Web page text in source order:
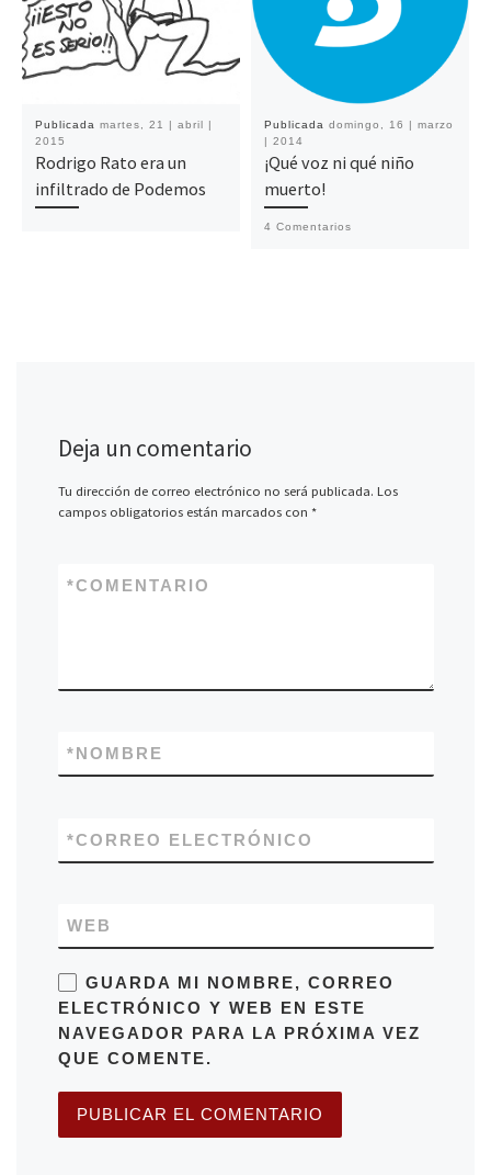
Publicada martes, 21 | abril |
2015
Rodrigo Rato era un
infiltrado de Podemos
Publicada domingo, 16 | marzo
| 2014
¡Qué voz ni qué niño
muerto!
4 Comentarios
Deja un comentario
Tu dirección de correo electrónico no será publicada. Los
campos obligatorios están marcados con *
COMENTARIO
*
NOMBRE
*
CORREO ELECTRÓNICO
*
WEB
GUARDA MI NOMBRE, CORREO
ELECTRÓNICO Y WEB EN ESTE
NAVEGADOR PARA LA PRÓXIMA VEZ
QUE COMENTE.